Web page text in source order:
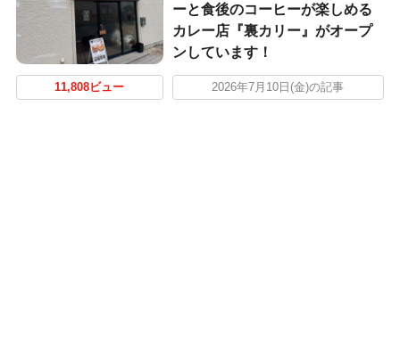
ーと食後のコーヒーが楽しめる
カレー店『裏カリー』がオープ
ンしています！
11,808ビュー 2026年7月10日(金)の記事